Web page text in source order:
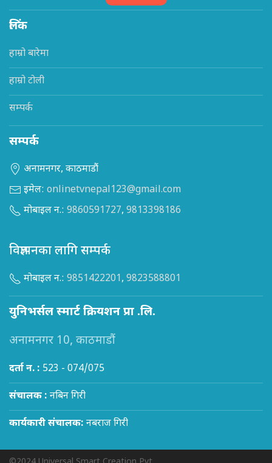
लिंक
हाम्रो बारेमा
हाम्रो टोली
सम्पर्क
सम्पर्क
अनामनगर, काठमाडौं
इमेल: onlinetvnepal123@gmail.com
मोबाइल न.: 9860591727, 9813398186
विज्ञापनका लागि सम्पर्क
मोबाइल न.: 9851422201, 9823588801
युनिभर्सल स्मार्ट क्रियशन प्रा .लि.
अनामनगर 10, काठमाडौं
दर्ता न. : 523 - 074/075
संचालक : नबिन गिरी
कार्यकारी संचालक: नबराज गिरी